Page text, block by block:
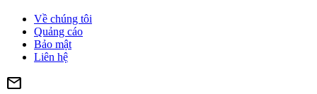
Về chúng tôi
Quảng cáo
Bảo mật
Liên hệ
mail